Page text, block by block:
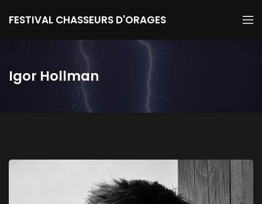
FESTIVAL CHASSEURS D'ORAGES
Igor Hollman